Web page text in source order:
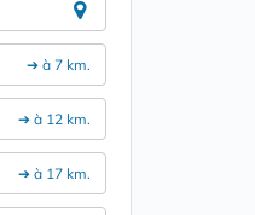
➔ à 7 km.
➔ à 12 km.
➔ à 17 km.